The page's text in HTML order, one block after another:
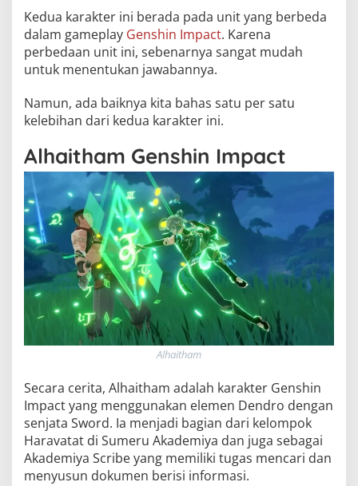
Kedua karakter ini berada pada unit yang berbeda
dalam gameplay Genshin Impact. Karena
perbedaan unit ini, sebenarnya sangat mudah
untuk menentukan jawabannya.
Namun, ada baiknya kita bahas satu per satu
kelebihan dari kedua karakter ini.
Alhaitham Genshin Impact
Alhaitham
Secara cerita, Alhaitham adalah karakter Genshin
Impact yang menggunakan elemen Dendro dengan
senjata Sword. Ia menjadi bagian dari kelompok
Haravatat di Sumeru Akademiya dan juga sebagai
Akademiya Scribe yang memiliki tugas mencari dan
menyusun dokumen berisi informasi.